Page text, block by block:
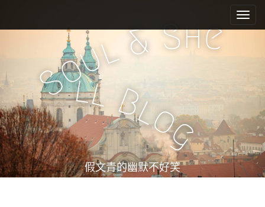
e
n
u
i
c
n
t
e
n
t
Soul&She
ll Bl
og
假文青的幽默不好笑